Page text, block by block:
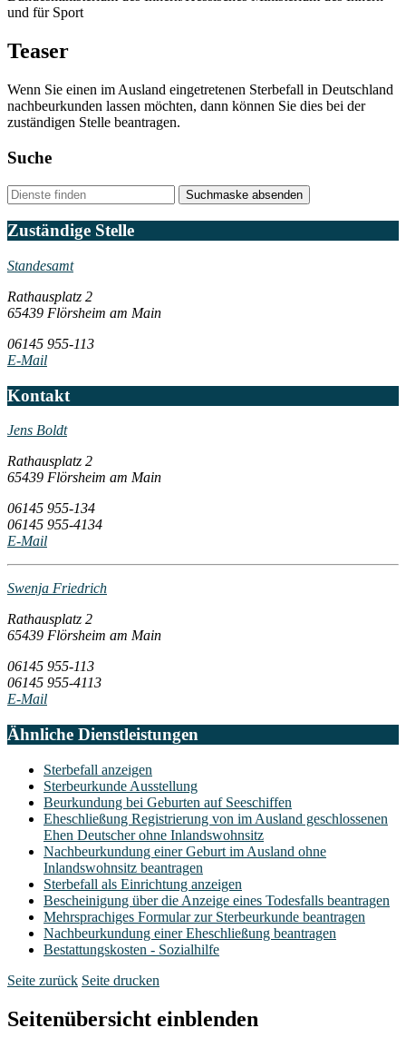
und für Sport
Teaser
Wenn Sie einen im Ausland eingetretenen Sterbefall in Deutschland
nachbeurkunden lassen möchten, dann können Sie dies bei der
zuständigen Stelle beantragen.
Suche
Suchmaske absenden
Zuständige Stelle
Standesamt
Rathausplatz 2
65439 Flörsheim am Main
06145 955-113
E-Mail
Kontakt
Jens Boldt
Rathausplatz 2
65439 Flörsheim am Main
06145 955-134
06145 955-4134
E-Mail
Swenja Friedrich
Rathausplatz 2
65439 Flörsheim am Main
06145 955-113
06145 955-4113
E-Mail
Ähnliche Dienstleistungen
Sterbefall anzeigen
Sterbeurkunde Ausstellung
Beurkundung bei Geburten auf Seeschiffen
Eheschließung Registrierung von im Ausland geschlossenen
Ehen Deutscher ohne Inlandswohnsitz
Nachbeurkundung einer Geburt im Ausland ohne
Inlandswohnsitz beantragen
Sterbefall als Einrichtung anzeigen
Bescheinigung über die Anzeige eines Todesfalls beantragen
Mehrsprachiges Formular zur Sterbeurkunde beantragen
Nachbeurkundung einer Eheschließung beantragen
Bestattungskosten - Sozialhilfe
Seite zurück Seite drucken
Seitenübersicht einblenden